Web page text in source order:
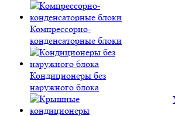
Компрессорно-
конденсаторные блоки
Кондиционеры без
наружного блока